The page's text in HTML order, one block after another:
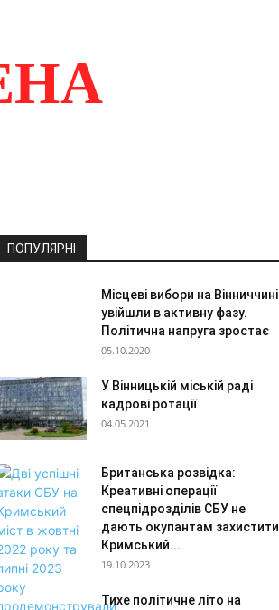
ПОПУЛЯРНІ
Місцеві вибори на Вінниччині
увійшли в активну фазу.
Політична напруга зростає
05.10.2020
У Вінницькій міській раді
кадрові ротації
04.05.2021
Британська розвідка:
Креативні операції
спецпідрозділів СБУ не
дають окупантам захистити
Кримський...
19.10.2023
Тихе політичне літо на